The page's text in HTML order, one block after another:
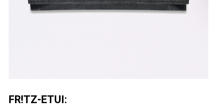
FR!TZ-ETUI: